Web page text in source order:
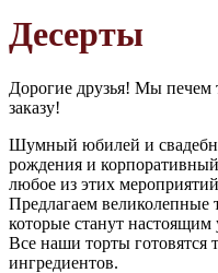
Десерты
Дорогие друзья! Мы печем
заказу!
Шумный юбилей и
рождения и
любое из этих
Предлагаем великолепные
которые станут
Все наши торты готовятся
ингредиентов.